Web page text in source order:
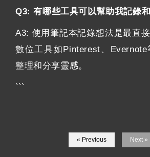
Q3: 有哪些工具可以幫助我記錄
A3: 使用筆記本記錄想法是最直
數位工具如Pinterest、
整理和分享靈感。
```
« Previous Next »